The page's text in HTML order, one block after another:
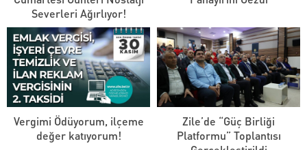
Severleri Ağırlıyor!
Vergimi Ödüyorum, ilçeme
değer katıyorum!
Zile’de “Güç Birliği
Platformu” Toplantısı